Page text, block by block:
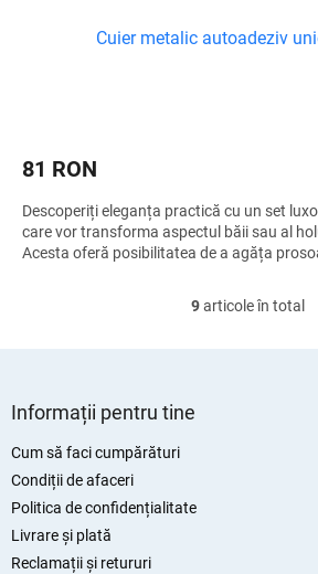
Cuier metalic autoadeziv
81 RON
Descoperiți eleganța practică cu un set
care vor transforma aspectul băii sau al
Acesta oferă posibilitatea de a agăța
C
9articole în total
Informații pentru tine
Cum să faci cumpărături
Condiții de afaceri
Politica de confidențialitate
Livrare și plată
Reclamații și retururi